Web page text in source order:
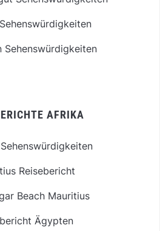
Sehenswürdigkeiten
AFRIKA
Reisebericht
Beach Mauritius
Ägypten